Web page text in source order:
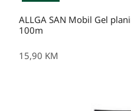
ALLGA SAN Mobil Gel
100m
15,90 KM